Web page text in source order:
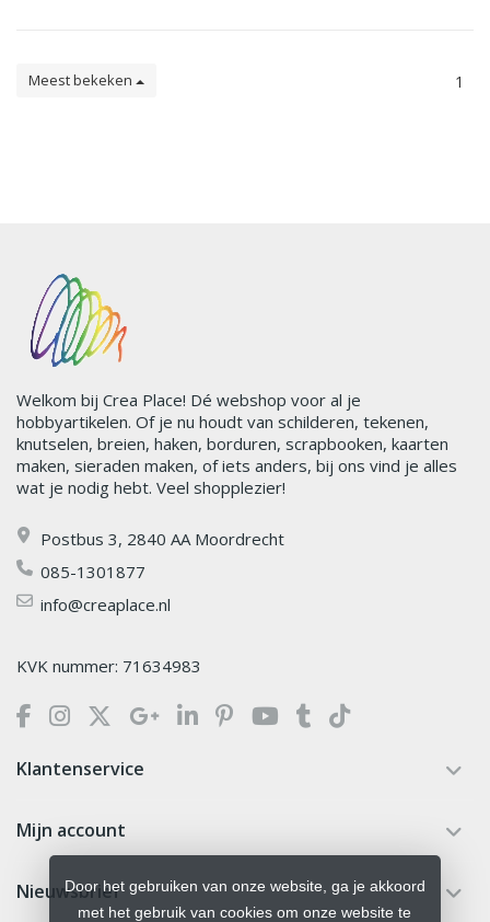
Meest bekeken 1
Welkom bij Crea Place! Dé webshop voor al je
hobbyartikelen. Of je nu houdt van schilderen, tekenen,
knutselen, breien, haken, borduren, scrapbooken, kaarten
maken, sieraden maken, of iets anders, bij ons vind je alles
wat je nodig hebt. Veel shopplezier!
Postbus 3, 2840 AA Moordrecht
085-1301877
info@creaplace.nl
KVK nummer: 71634983
Klantenservice
Mijn account
Nieuwsbrief
Door het gebruiken van onze website, ga je akkoord
met het gebruik van cookies om onze website te